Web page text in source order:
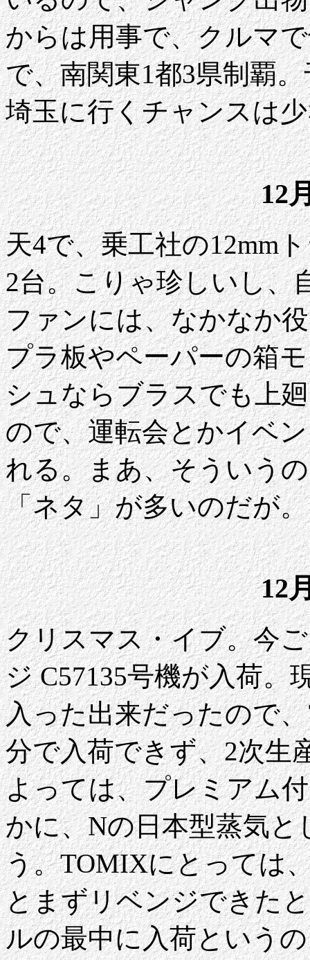
からは用事で、クルマ
で、南関東1都3県制覇
埼玉に行くチャンスは
12
天4で、乗工社の12mm
2台。こりゃ珍しいし、
ファンには、なかなか
プラ板やペーパーの箱
シュならブラスでも上
ので、運転会とかイベ
れる。まあ、そういう
「ネタ」が多いのだが。
12
クリスマス・イブ。今
ジ C57135号機が入荷。
入った出来だったので
分で入荷できず、2次生
よっては、プレミアム
かに、Nの日本型蒸気
う。TOMIXにとっては
とまずリベンジできた
ルの最中に入荷という